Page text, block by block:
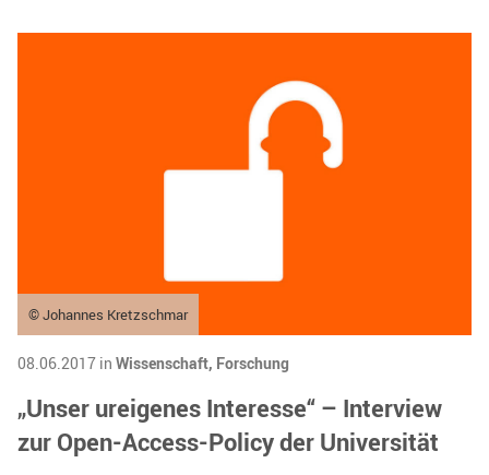
© Johannes Kretzschmar
08.06.2017 in Wissenschaft, Forschung
„Unser ureigenes Interesse“ – Interview
zur Open-Access-Policy der Universität